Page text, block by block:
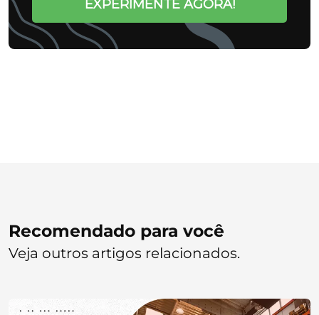
EXPERIMENTE AGORA!
Recomendado para você
Veja outros artigos relacionados.